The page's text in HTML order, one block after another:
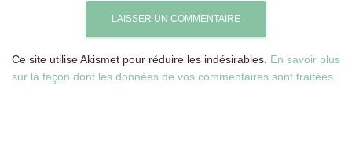
Ce site utilise Akismet pour réduire les indésirables. En savoir plus
sur la façon dont les données de vos commentaires sont traitées